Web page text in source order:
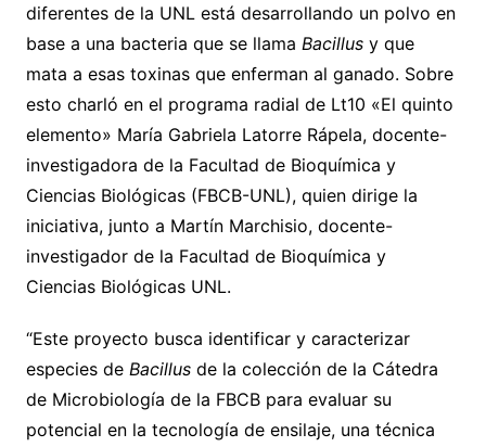
diferentes de la UNL está desarrollando un polvo en
base a una bacteria que se llama Bacillusy que
mata a esas toxinas que enferman al ganado. Sobre
esto charló en el programa radial de Lt10 «El quinto
elemento» María Gabriela Latorre Rápela, docente-
investigadora de la Facultad de Bioquímica y
Ciencias Biológicas (FBCB-UNL), quien dirige la
iniciativa, junto a Martín Marchisio, docente-
investigador de la Facultad de Bioquímica y
Ciencias Biológicas UNL.
“Este proyecto busca identificar y caracterizar
especies de Bacillusde la colección de la Cátedra
de Microbiología de la FBCB para evaluar su
potencial en la tecnología de ensilaje, una técnica